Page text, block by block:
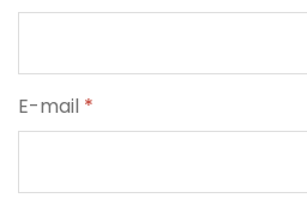
E-mail *